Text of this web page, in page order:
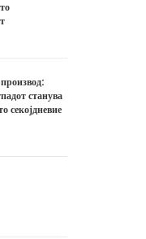
станува
секојдневие